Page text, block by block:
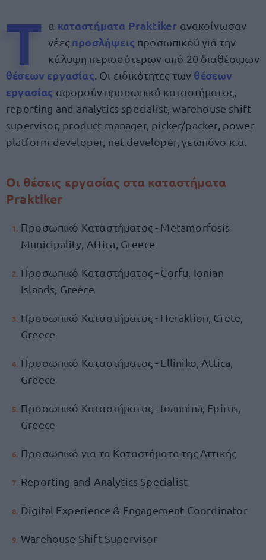
Τ α καταστήματα Praktiker ανακοίνωσαν
νέες προσλήψεις προσωπικού για την
κάλυψη περισσότερων από 20 διαθέσιμων
θέσεων εργασίας . Οι ειδικότητες των θέσεων
εργασίας αφορούν προσωπικό καταστήματος,
reporting and analytics specialist, warehouse shift
supervisor, product manager, picker/packer, power
platform developer, net developer, γεωπόνο κ.α.
Οι θέσεις εργασίας στα καταστήματα
Praktiker
Προσωπικό Καταστήματος - Metamorfosis
Municipality, Attica, Greece
Προσωπικό Καταστήματος - Corfu, Ionian
Islands, Greece
Προσωπικό Καταστήματος - Heraklion, Crete,
Greece
Προσωπικό Καταστήματος - Elliniko, Attica,
Greece
Προσωπικό Καταστήματος - Ioannina, Epirus,
Greece
Προσωπικό για τα Καταστήματα της Αττικής
Reporting and Analytics Specialist
Digital Experience & Engagement Coordinator
Warehouse Shift Supervisor